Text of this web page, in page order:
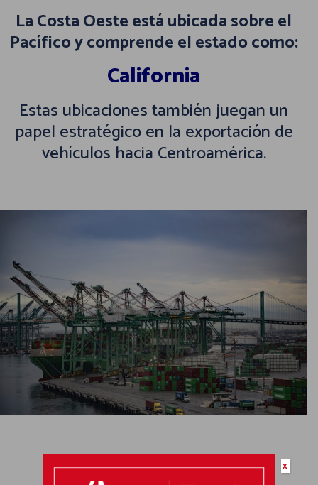
La Costa Oeste está ubicada sobre el
Pacífico y comprende el estado como:
California
Estas ubicaciones también juegan un
papel estratégico en la exportación de
vehículos hacia Centroamérica.
x